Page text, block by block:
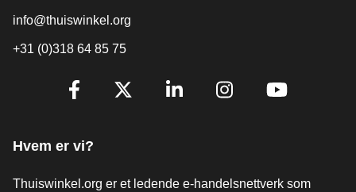
info@thuiswinkel.org
+31 (0)318 64 85 75
[_General:SocialMediaTitle]
Hvem er vi?
Thuiswinkel.org er et ledende e-handelsnettverk som